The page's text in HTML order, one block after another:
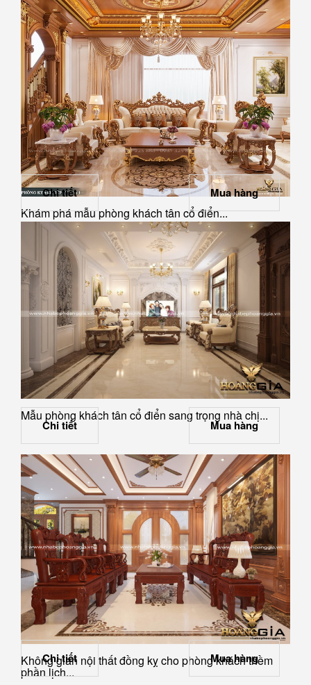
Khám phá mẫu phòng khách tân cổ điển...
Chi tiết Mua hàng
Mẫu phòng khách tân cổ điển sang trọng nhà chị...
Chi tiết Mua hàng
Không gian nội thất đồng kỵ cho phòng khách thềm
phần lịch...
Chi tiết Mua hàng